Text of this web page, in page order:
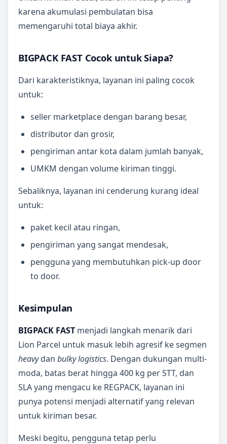
karena akumulasi pembulatan bisa
memengaruhi total biaya akhir.
BIGPACK FAST Cocok untuk Siapa?
Dari karakteristiknya, layanan ini paling cocok
untuk:
seller marketplace dengan barang besar,
distributor dan grosir,
pengiriman antar kota dalam jumlah banyak,
UMKM dengan volume kiriman tinggi.
Sebaliknya, layanan ini cenderung kurang ideal
untuk:
paket kecil atau ringan,
pengiriman yang sangat mendesak,
pengguna yang membutuhkan pick-up door
to door.
Kesimpulan
BIGPACK FAST menjadi langkah menarik dari
Lion Parcel untuk masuk lebih agresif ke segmen
heavydan bulky logistics. Dengan dukungan multi-
moda, batas berat hingga 400 kg per STT, dan
SLA yang mengacu ke REGPACK, layanan ini
punya potensi menjadi alternatif yang relevan
untuk kiriman besar.
Meski begitu, pengguna tetap perlu